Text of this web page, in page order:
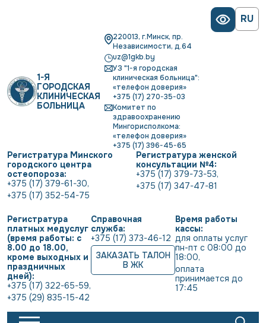
RU
1-Я
ГОРОДСКАЯ
КЛИНИЧЕСКАЯ
БОЛЬНИЦА
220013, г.Минск, пр.
Независимости, д.64
uz@1gkb.by
УЗ "1-я городская
клиническая больница":
«телефон доверия»
+375 (17) 270-35-03
Комитет по
здравоохранению
Мингорисполкома:
«телефон доверия»
+375 (17) 396-45-65
Регистратура Минского
городского центра
остеопороза:
+375 (17) 379-61-30,
+375 (17) 352-54-75
Регистратура женской
консультации №4:
+375 (17) 379-73-53,
+375 (17) 347-47-81
Регистратура
платных медуслуг
(время работы: с
8.00 до 18.00,
кроме выходных и
праздничных
дней):
+375 (17) 322-65-59,
+375 (29) 835-15-42
Справочная
служба:
+375 (17) 373-46-12
ЗАКАЗАТЬ ТАЛОН
В ЖК
Время работы
кассы:
для оплаты услуг
пн-пт с 08:00 до
18:00,
оплата
принимается до
17:45